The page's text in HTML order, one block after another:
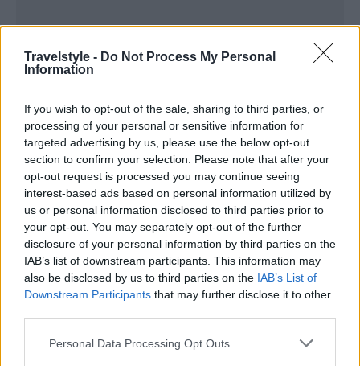
Travelstyle - Do Not Process My Personal
Information
If you wish to opt-out of the sale, sharing to third parties, or
processing of your personal or sensitive information for
targeted advertising by us, please use the below opt-out
section to confirm your selection. Please note that after your
opt-out request is processed you may continue seeing
interest-based ads based on personal information utilized by
us or personal information disclosed to third parties prior to
your opt-out. You may separately opt-out of the further
disclosure of your personal information by third parties on the
IAB’s list of downstream participants. This information may
also be disclosed by us to third parties on the IAB’s List of
Downstream Participants that may further disclose it to other
Please note that this website/app uses one or more Google
Personal Data Processing Opt Outs
Λ. Βασ. Αμαλίας, σε όλο το μήκος της και στα δύο
(2) ρεύματα κυκλοφορίας.
Λ. Βασ. Σοφίας, στο τμήμα της μεταξύ της οδού
Σέκερη και της λεωφ. Βασ. Αμαλίας, στο ρεύμα
κυκλοφορίας προς πλ. Συντάγματος.
Βασ. Γεωργίου Α΄σε όλο το μήκος της.
Ελ. Βενιζέλου (Πανεπιστημίου), σε όλο το μήκος
της.
στάση και τη στάθμευση των οχημάτων στη λεωφ.